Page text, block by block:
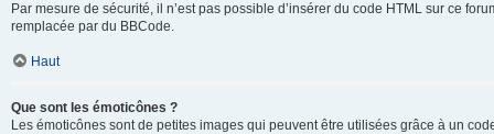
Par mesure de sécurité, il n’est pas possible d’insérer du code HTML sur ce
remplacée par du BBCode.
Haut
Que sont les émoticônes ?
Les émoticônes sont de petites images qui peuvent être utilisées grâce à un